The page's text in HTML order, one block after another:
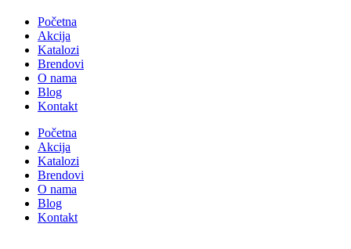
Početna
Akcija
Katalozi
Brendovi
O nama
Blog
Kontakt
Početna
Akcija
Katalozi
Brendovi
O nama
Blog
Kontakt